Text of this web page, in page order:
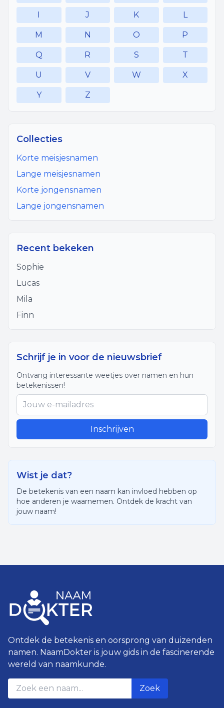
I J K L
M N O P
Q R S T
U V W X
Y Z
Collecties
Korte meisjesnamen
Lange meisjesnamen
Korte jongensnamen
Lange jongensnamen
Recent bekeken
Sophie
Lucas
Mila
Finn
Schrijf je in voor de nieuwsbrief
Ontvang interessante weetjes over namen en hun
betekenissen!
Inschrijven
Wist je dat?
De betekenis van een naam kan invloed hebben op
hoe anderen je waarnemen. Ontdek de kracht van
jouw naam!
Ontdek de betekenis en oorsprong van duizenden
namen. NaamDokter is jouw gids in de fascinerende
wereld van naamkunde.
Zoek